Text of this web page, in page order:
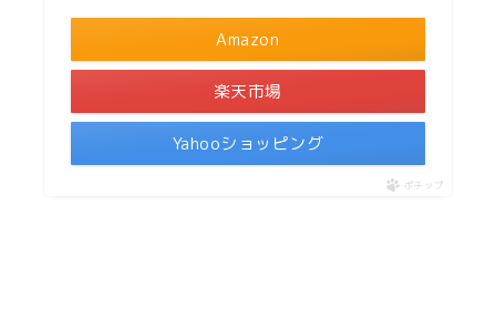
Amazon
楽天市場
Yahooショッピング
ポチップ